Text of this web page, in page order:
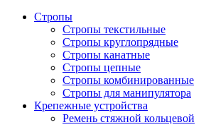
Стропы
Стропы текстильные
Стропы круглопрядные
Стропы канатные
Стропы цепные
Стропы комбинированные
Стропы для манипулятора
Крепежные устройства
Ремень стяжной кольцевой